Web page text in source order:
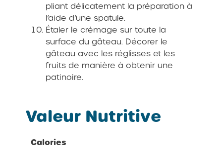
pliant délicatement la préparation à
l’aide d’une spatule.
Étaler le crémage sur toute la
surface du gâteau. Décorer le
gâteau avec les réglisses et les
fruits de manière à obtenir une
patinoire.
Valeur Nutritive
Calories